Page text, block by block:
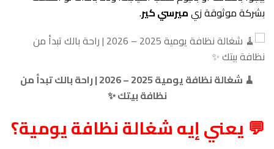
بشركة موثوقة زيميرسي كير.
🧹 شغالة نظافة يومية 2025 – 2026 | راحة بالك تبدأ من
نظافة بيتك ✨
💬 يعني إيه شغالة نظافة يومية؟